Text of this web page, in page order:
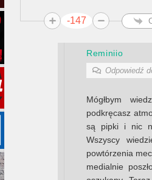
-147
Reminiio
Odpowiedź
Mógłbym
podkręcasz
są pipki i nic
Wszyscy
powtórzenia
medialnie